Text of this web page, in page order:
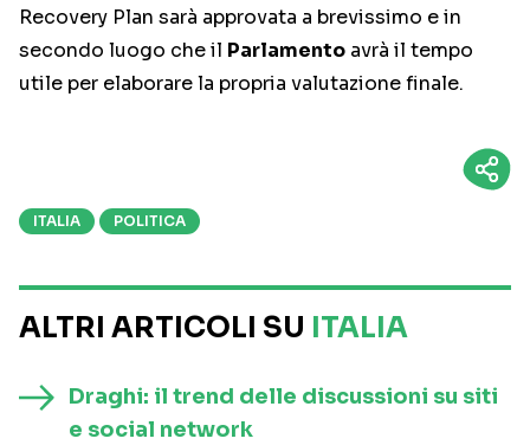
Recovery Plan sarà approvata a brevissimo e in
secondo luogo che il Parlamento avrà il tempo
utile per elaborare la propria valutazione finale.
ITALIA POLITICA
ALTRI ARTICOLI SU ITALIA
Draghi: il trend delle discussioni su siti
e social network